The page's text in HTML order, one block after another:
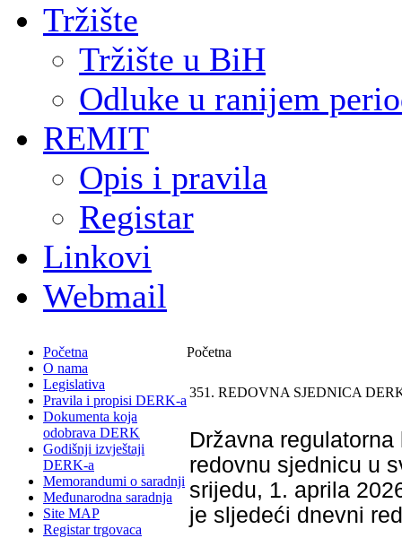
Tržište
Tržište u BiH
Odluke u ranijem
REMIT
Opis i pravila
Registar
Linkovi
Webmail
Početna
O nama
Legislativa
Pravila i propisi DERK-a
Dokumenta koja
odobrava DERK
Godišnji izvještaji
DERK-a
Memorandumi o saradnji
Međunarodna saradnja
Site MAP
Registar trgovaca
Početna
351. REDOVNA SJEDNICA
Državna
redovnu sjednicu u
srijedu, 1. aprila
je slјedeći dnevni